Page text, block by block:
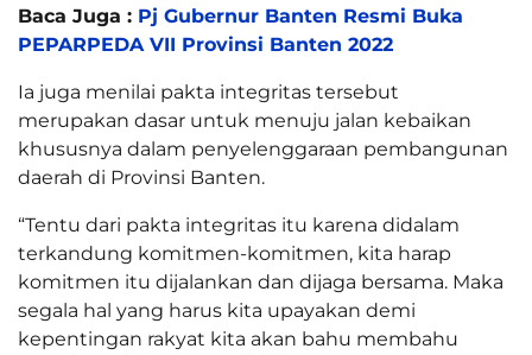
Baca Juga : Pj Gubernur Banten Resmi Buka
PEPARPEDA VII Provinsi Banten 2022
Ia juga menilai pakta integritas tersebut
merupakan dasar untuk menuju jalan kebaikan
khususnya dalam penyelenggaraan pembangunan
daerah di Provinsi Banten.
“Tentu dari pakta integritas itu karena didalam
terkandung komitmen-komitmen, kita harap
komitmen itu dijalankan dan dijaga bersama. Maka
segala hal yang harus kita upayakan demi
kepentingan rakyat kita akan bahu membahu